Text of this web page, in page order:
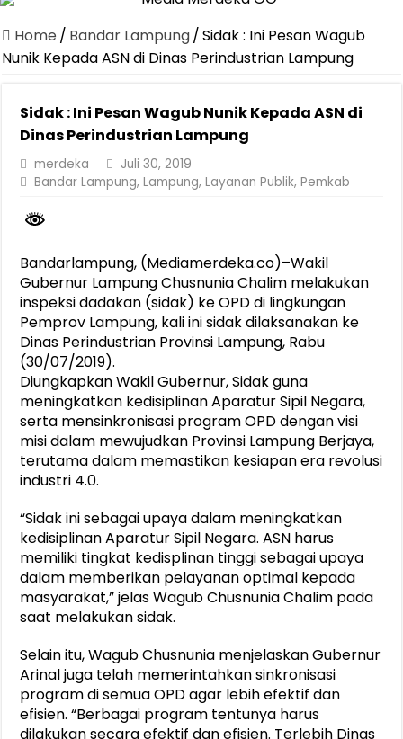
Canangkan Desa TAPIS dan Luncurkan Sekolah Lansia di
Pemprov Lampung Berhasil Kendalikan Inflasi, Jadi Provinsi
Dirut Jasa Raharja Dampingi Wamenhub Tinjau Penanganan
Pastikan Pelayanan Maksimal, Direksi Jasa Raharja Tinjau Korban
Dirut Jasa Raharja Dampingi Wamenhub Tinjau Penanganan
Purnama Wulan Sari Mirza Buka SiSeSa Roadshow Lampung
Home / Bandar Lampung/Sidak : Ini Pesan Wagub
Nunik Kepada ASN di Dinas Perindustrian Lampung
Sidak : Ini Pesan Wagub Nunik Kepada ASN di
Dinas Perindustrian Lampung
merdeka
Juli 30, 2019
Bandar Lampung,Lampung,Layanan Publik,Pemkab
Bandarlampung, (Mediamerdeka.co)–Wakil
Gubernur Lampung Chusnunia Chalim melakukan
inspeksi dadakan (sidak) ke OPD di lingkungan
Pemprov Lampung, kali ini sidak dilaksanakan ke
Dinas Perindustrian Provinsi Lampung, Rabu
(30/07/2019).
Diungkapkan Wakil Gubernur, Sidak guna
meningkatkan kedisiplinan Aparatur Sipil Negara,
serta mensinkronisasi program OPD dengan visi
misi dalam mewujudkan Provinsi Lampung Berjaya,
terutama dalam memastikan kesiapan era revolusi
industri 4.0.
“Sidak ini sebagai upaya dalam meningkatkan
kedisiplinan Aparatur Sipil Negara. ASN harus
memiliki tingkat kedisplinan tinggi sebagai upaya
dalam memberikan pelayanan optimal kepada
masyarakat,” jelas Wagub Chusnunia Chalim pada
saat melakukan sidak.
Selain itu, Wagub Chusnunia menjelaskan Gubernur
Arinal juga telah memerintahkan sinkronisasi
program di semua OPD agar lebih efektif dan
efisien. “Berbagai program tentunya harus
dilakukan secara efektif dan efisien. Terlebih Dinas